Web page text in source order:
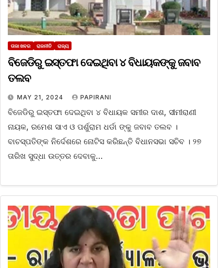
ତାଜା ଖବର ରାଜନୀତି ରାଜ୍ୟ
ବିଜେଡିରୁ ଇସ୍ତଫା ଦେଇଥିବା ୪ ବିଧାୟକଙ୍କୁ ଜବାବ
ତଲବ
MAY 21, 2024 PAPIRANI
ବିଜେଡିରୁ ଇସ୍ତଫା ଦେଇଥିବା ୪ ବିଧାୟକ ସମୀର ଦାଶ, ସୀମୀରାଣୀ
ନାୟକ, ରମେଶ ସାଏ ଓ ପର୍ଶୁରାମ ଧର୍ଡା ଙ୍କୁ ଜବାବ ତଲବ ।
ବାଚସ୍ପତିଙ୍କ ନିର୍ଦେଶରେ ନୋଟିସ କରିଛନ୍ତି ବିଧାନସଭା ସଚିବ । ୨୭
ତାରିଖ ସୁଦ୍ଧା ଉତ୍ତର ଦେବାକୁ…